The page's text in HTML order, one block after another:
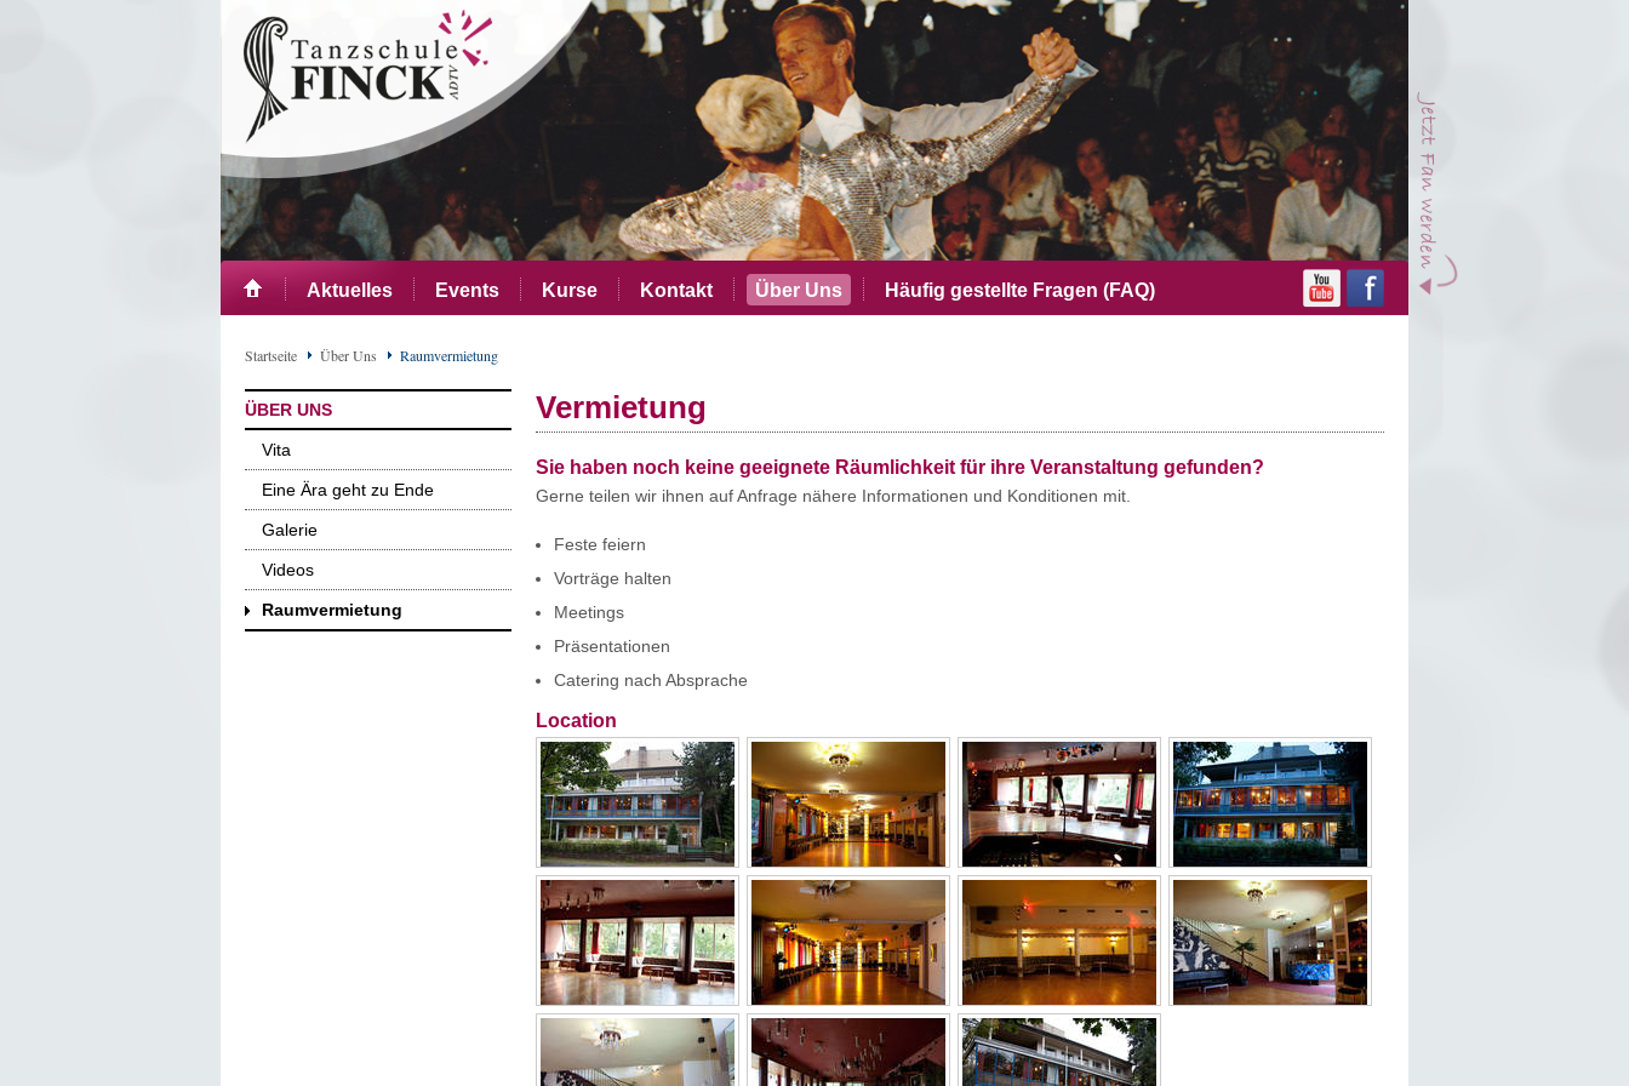
Aktuelles Events Kurse Kontakt Über Uns Häufig gestellte Fragen (FAQ)
Startseite Über Uns Raumvermietung
ÜBER UNS
Vita
Eine Ära geht zu Ende
Galerie
Videos
Raumvermietung
Vermietung
Sie haben noch keine geeignete Räumlichkeit für ihre Veranstaltung gefunden?
Gerne teilen wir ihnen auf Anfrage nähere Informationen und Konditionen mit.
Feste feiern
Vorträge halten
Meetings
Präsentationen
Catering nach Absprache
Location